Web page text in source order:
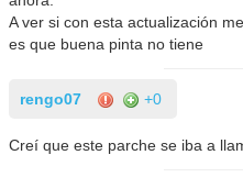
A ver si con esta actualización
es que buena pinta no tiene
rengo07 +0
Creí que este parche se iba a